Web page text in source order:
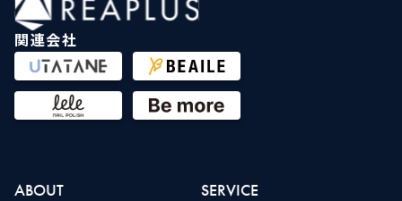
関連会社
ABOUT SERVICE